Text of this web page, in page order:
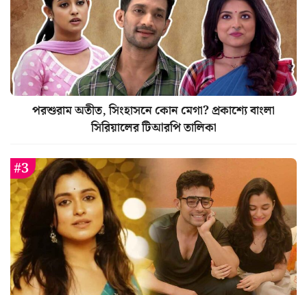
পরশুরাম অতীত, সিংহাসনে কোন মেগা? প্রকাশ্যে বাংলা
সিরিয়ালের টিআরপি তালিকা